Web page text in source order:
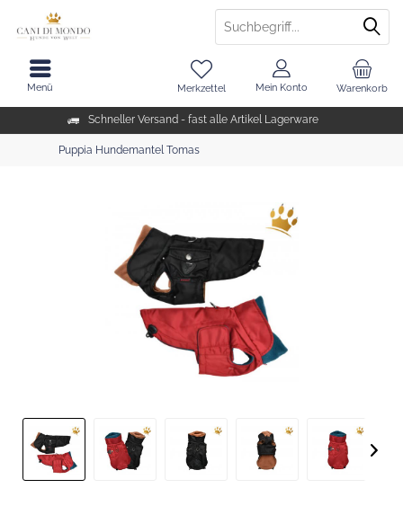
Schneller Versand - fast alle Artikel Lagerware
Warenkorb
Merkzettel Mein Konto
Menü
Puppia Hundemantel Tomas